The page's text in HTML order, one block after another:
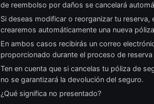
de reembolso por daños se cancelará
Si deseas modificar o reorganizar tu
crearemos automáticamente una nueva
En ambos casos recibirás un correo
proporcionado durante el proceso de reserva
Ten en cuenta que si cancelas tu póliza de
no se garantizará la devolución del seguro.
¿Qué significa no presentado?